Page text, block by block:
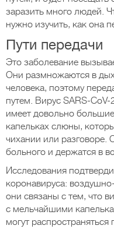
заразить много людей.
нужно изучить, как она
Пути передачи
Это заболевание
Они размножаются в
человека, поэтому
путем. Вирус SARS-
имеет довольно
капельках слюны,
чихании или разговоре.
больного и держатся в
Исследования
коронавируса:
они связаны с тем, что
с мельчайшими
могут